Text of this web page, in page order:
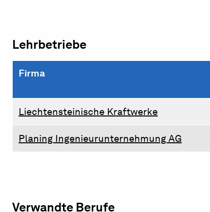
Lehrbetriebe
Firma
Liechtensteinische Kraftwerke
Planing Ingenieurunternehmung AG
Verwandte Berufe